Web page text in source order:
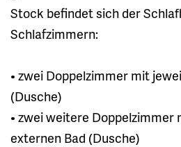
Stock befindet sich der
Schlafzimmern:
• zwei Doppelzimmer mit
(Dusche)
• zwei weitere
externen Bad (Dusche)